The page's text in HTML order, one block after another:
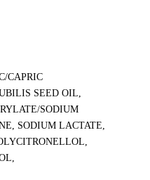
CAPRIC
SEED OIL,
SODIUM
SODIUM LACTATE,